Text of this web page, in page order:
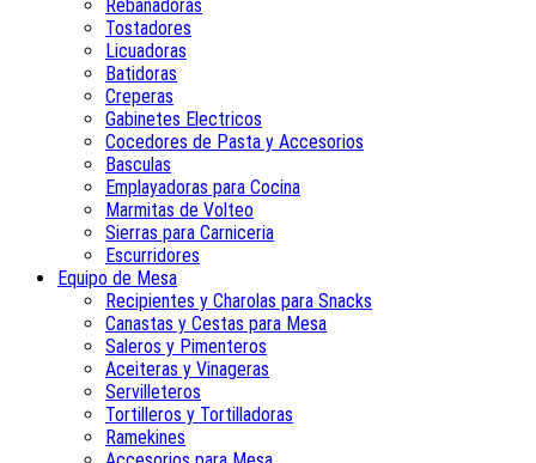
Rebanadoras
Tostadores
Licuadoras
Batidoras
Creperas
Gabinetes Electricos
Cocedores de Pasta y Accesorios
Basculas
Emplayadoras para Cocina
Marmitas de Volteo
Sierras para Carniceria
Escurridores
Equipo de Mesa
Recipientes y Charolas para Snacks
Canastas y Cestas para Mesa
Saleros y Pimenteros
Aceiteras y Vinageras
Servilleteros
Tortilleros y Tortilladoras
Ramekines